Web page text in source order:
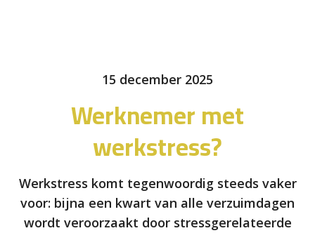
15 december 2025
Werknemer met
werkstress?
Werkstress komt tegenwoordig steeds vaker
voor: bijna een kwart van alle verzuimdagen
wordt veroorzaakt door stressgerelateerde